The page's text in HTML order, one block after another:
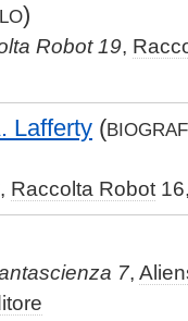
)
Robot 19,
Lafferty (
, Raccolta Robot
7,